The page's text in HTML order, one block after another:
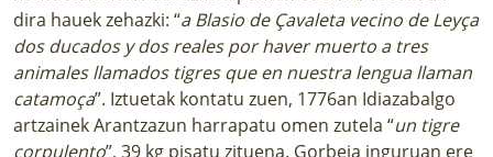
dira hauek zehazki: “a Blasio de Çavaleta vecino de Leyça
dos ducados y dos reales por haver muerto a tres
animales llamados tigres que en nuestra lengua llaman
catamoça”. Iztuetak kontatu zuen, 1776an Idiazabalgo
artzainek Arantzazun harrapatu omen zutela “un tigre
corpulento”, 39 kg pisatu zituena. Gorbeia inguruan ere